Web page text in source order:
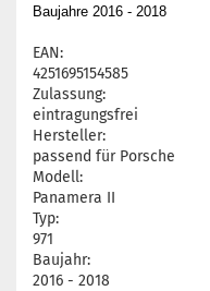
Baujahre 2016 - 2018
EAN:
4251695154585
Zulassung:
eintragungsfrei
Hersteller:
passend für Porsche
Modell:
Panamera II
Typ:
971
Baujahr:
2016 - 2018